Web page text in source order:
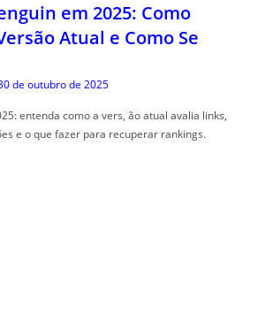
em 2025: Como
Atual e Como Se
de outubro de 2025
entenda como a vers, ão atual avalia links,
e o que fazer para recuperar rankings.